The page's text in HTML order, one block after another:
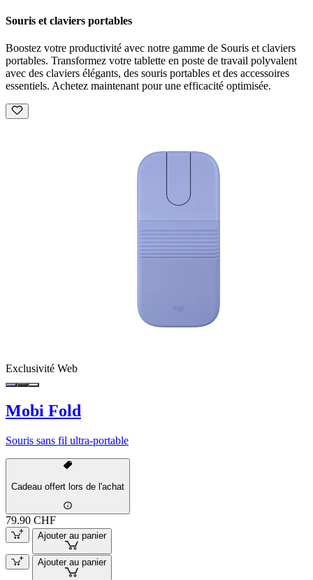
Souris et claviers portables
Boostez votre productivité avec notre gamme de Souris et claviers
portables. Transformez votre tablette en poste de travail polyvalent
avec des claviers élégants, des souris portables et des accessoires
essentiels. Achetez maintenant pour une efficacité optimisée.
Exclusivité Web
Mobi Fold
Souris sans fil ultra-portable
Cadeau offert lors de l'achat
79.90 CHF
Ajouter au panier
Ajouter au panier